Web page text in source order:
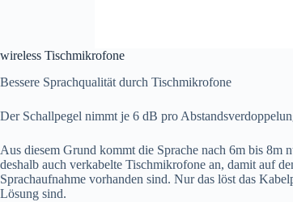
wireless Tischmikrofone
Bessere Sprachqualität durch Tischmikrofone
Der Schallpegel nimmt je 6 dB pro
Aus diesem Grund kommt die Sprache nach 6m bis 8m
deshalb auch verkabelte Tischmikrofone an, damit auf
Sprachaufnahme vorhanden sind. Nur das löst das
Lösung sind.